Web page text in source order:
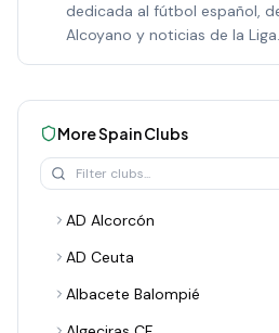
dedicada al fútbol español,
Alcoyano y noticias de la Liga.
MoreSpainClubs
AD Alcorcón
AD Ceuta
Albacete Balompié